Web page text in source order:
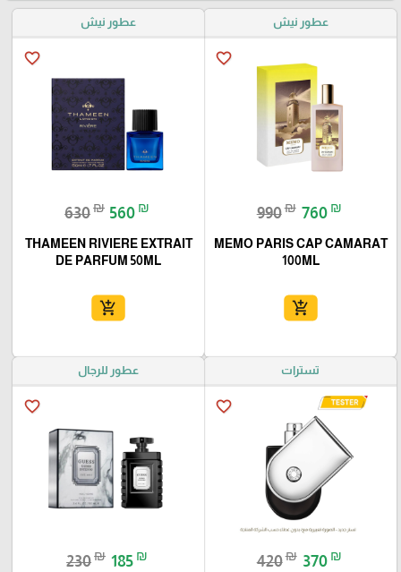
عطور نيش
favorite_border
990₪ 760 ₪
MEMO PARIS CAP CAMARAT
100ML
add_shopping_cart
عطور نيش
favorite_border
630₪ 560 ₪
THAMEEN RIVIERE EXTRAIT
DE PARFUM 50ML
add_shopping_cart
تسترات
favorite_border
420₪ 370 ₪
عطور للرجال
favorite_border
230₪ 185 ₪